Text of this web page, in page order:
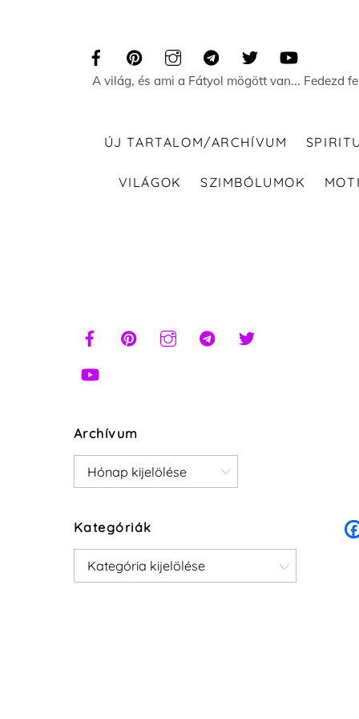
A világ, és ami a Fátyol mögött van... Fedezd
ÚJ TARTALOM/ARCHÍVUM
VILÁGOK SZIMBÓLUMOK
Archívum
Archívum
Kategóriák
Kategóriák